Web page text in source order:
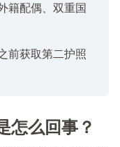
籍配偶、双重国
前获取第二护照
怎么回事？